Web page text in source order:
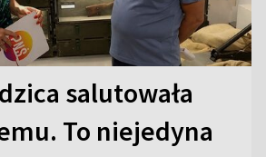
salutowała
To niejedyna